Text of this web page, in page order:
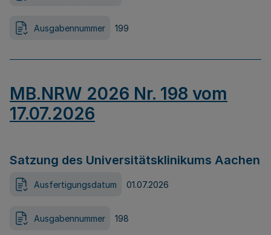
Ausgabennummer 199
MB.NRW 2026 Nr. 198 vom
17.07.2026
Satzung des Universitätsklinikums Aachen
Ausfertigungsdatum 01.07.2026
Ausgabennummer 198